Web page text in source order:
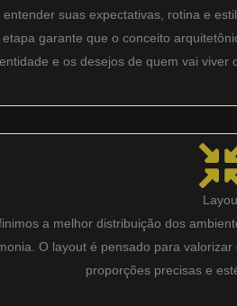
entender suas expectativas, rotina e
etapa garante que o conceito
e os desejos de quem vai viver
a melhor distribuição dos
O layout é pensado para
proporções precisas e